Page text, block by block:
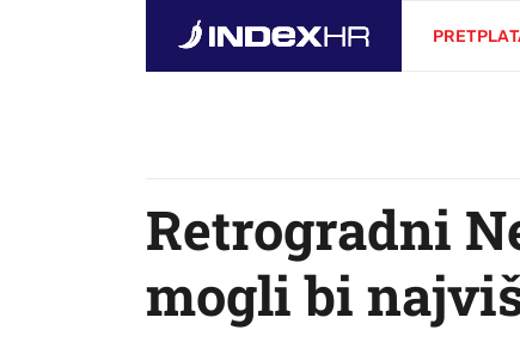
Retrogradni
mogli bi